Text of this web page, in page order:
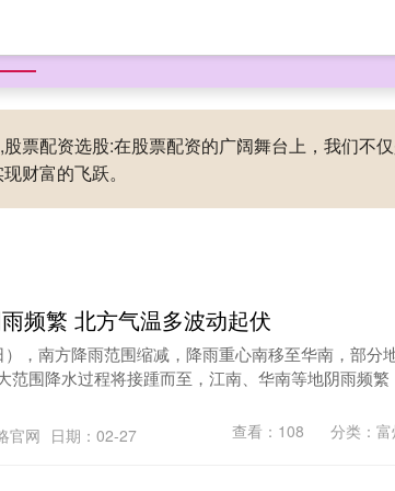
配资炒
票配资选股:在股票配资的广阔舞台上，我们不
财富的飞跃。
频繁 北方气温多波动起伏
，南方降雨范围缩减，降雨重心南移至华南，部分
范围降水过程将接踵而至，江南、华南等地阴雨频繁
官网 日期：02-27 查看： 108 分类：